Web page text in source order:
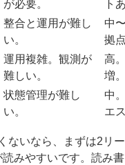
が必要。
ト
整合と運用が難し
い。
中
拠
運用複雑。観測が
難しい。
高
増。
状態管理が難し
い。
中
エ
いなら、まずは2リ
読みやすいです。読み